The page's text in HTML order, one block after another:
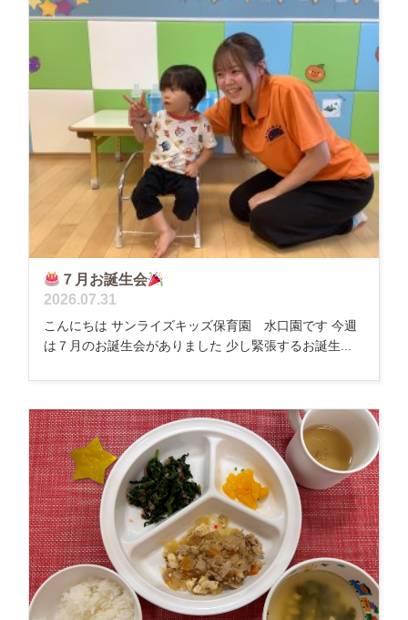
７月お誕生会
2026.07.31
こんにちは サンライズキッズ保育園 水口園です 今週
は７月のお誕生会がありました 少し緊張するお誕生...